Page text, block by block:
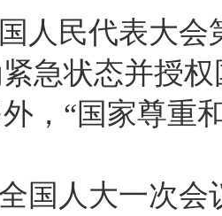
人民代表大
急状态并授
，“国家尊重
国人大一次会